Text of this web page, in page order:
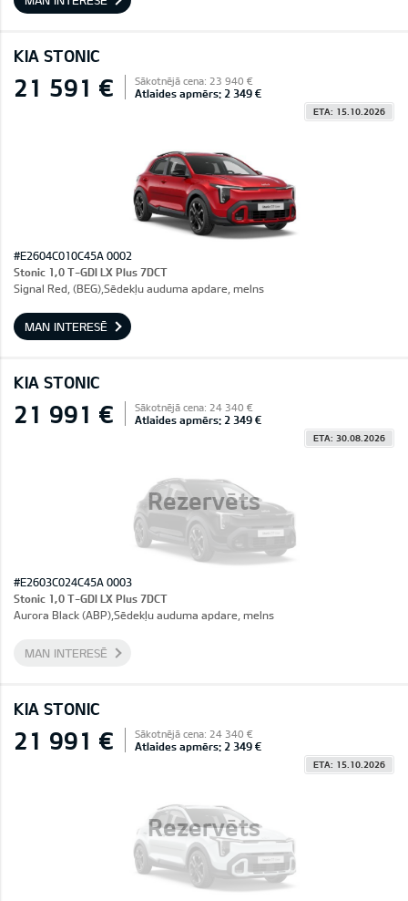
KIA STONIC
21 591 € Sākotnējā cena: 23 940 €
Atlaides apmērs: 2 349 €
ETA: 15.10.2026
#E2604C010C45A 0002
Stonic 1,0 T-GDI LX Plus 7DCT
Signal Red, (BEG),Sēdekļu auduma apdare, melns
MAN INTERESĒ
KIA STONIC
Rezervēts
21 991 € Sākotnējā cena: 24 340 €
Atlaides apmērs: 2 349 €
ETA: 30.08.2026
#E2603C024C45A 0003
Stonic 1,0 T-GDI LX Plus 7DCT
Aurora Black (ABP),Sēdekļu auduma apdare, melns
MAN INTERESĒ
KIA STONIC
Rezervēts
21 991 € Sākotnējā cena: 24 340 €
Atlaides apmērs: 2 349 €
ETA: 15.10.2026